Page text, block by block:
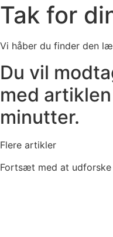
Tak for
Vi håber du finder den
Du vil
med
minutter.
Flere artikler
Fortsæt med at